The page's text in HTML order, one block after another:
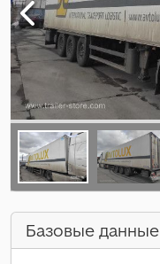
Базовые данные